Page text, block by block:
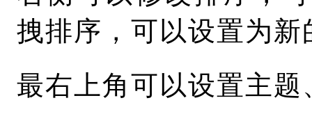
拽排序，可以设置为新
最右上角可以设置主题